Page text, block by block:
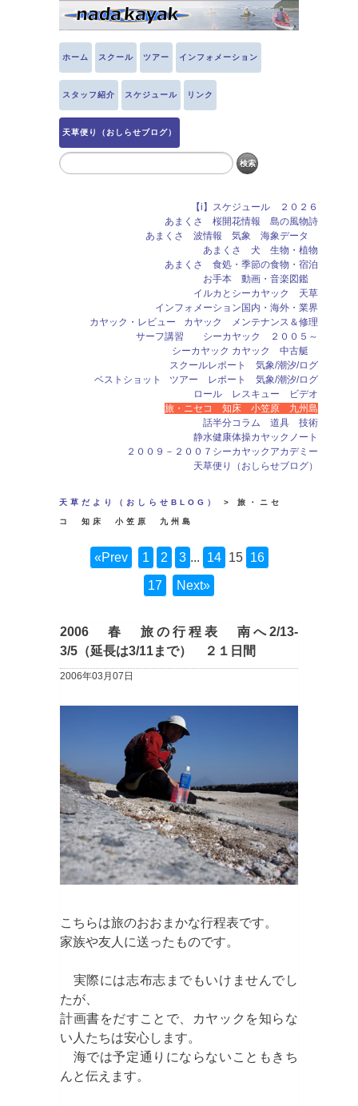
ホーム スクール ツアー インフォメーション
スタッフ紹介 スケジュール リンク
天草便り（おしらせブログ）
天草だより（おしらせBLOG） > 旅・ニセ
コ 知床 小笠原 九州島
«Prev 1 2 3 ... 14 15 16
17 Next»
2006 春 旅の行程表 南へ2/13-
3/5（延長は3/11まで） ２１日間
2006年03月07日
こちらは旅のおおまかな行程表です。
家族や友人に送ったものです。
実際には志布志までもいけませんでし
たが、
計画書をだすことで、カヤックを知らな
い人たちは安心します。
海では予定通りにならないこともきち
んと伝えます。
【i】スケジュール ２０２６
あまくさ 桜開花情報 島の風物詩
あまくさ 波情報 気象 海象データ
あまくさ 犬 生物・植物
あまくさ 食処・季節の食物・宿泊
お手本 動画・音楽図鑑
イルカとシーカヤック 天草
インフォメーション国内・海外・業界
カヤック メンテナンス＆修理
カヤック・レビュー
サーフ講習 シーカヤック ２００５～
シーカヤック カヤック 中古艇
スクールレポート 気象/潮汐/ログ
ツアー レポート 気象/潮汐/ログ
ベストショット
ロール レスキュー ビデオ
旅・ニセコ 知床 小笠原 九州島
話半分コラム 道具 技術
静水健康体操カヤックノート
２００９－２００７シーカヤックアカデミー
天草便り（おしらせブログ）